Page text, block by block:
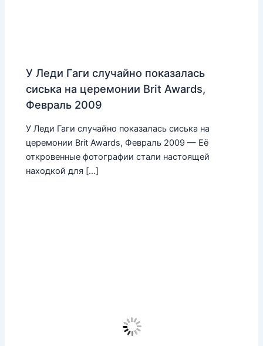
У Леди Гаги случайно показалась
сиська на церемонии Brit Awards,
Февраль 2009
У Леди Гаги случайно показалась сиська на
церемонии Brit Awards, Февраль 2009 — Её
откровенные фотографии стали настоящей
находкой для […]